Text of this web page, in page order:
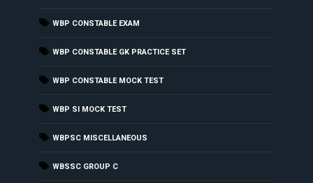
WBP CONSTABLE EXAM
WBP CONSTABLE GK PRACTICE SET
WBP CONSTABLE MOCK TEST
WBP SI MOCK TEST
WBPSC MISCELLANEOUS
WBSSC GROUP C